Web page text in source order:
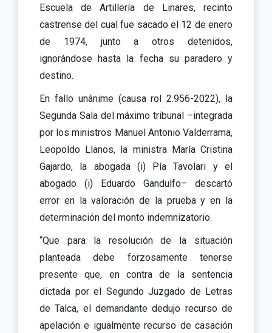
Escuela de Artillería de Linares, recinto
castrense del cual fue sacado el 12 de enero
de 1974, junto a otros detenidos,
ignorándose hasta la fecha su paradero y
destino.
En fallo unánime (causa rol 2.956-2022), la
Segunda Sala del máximo tribunal –integrada
por los ministros Manuel Antonio Valderrama,
Leopoldo Llanos, la ministra María Cristina
Gajardo, la abogada (i) Pía Tavolari y el
abogado (i) Eduardo Gandulfo– descartó
error en la valoración de la prueba y en la
determinación del monto indemnizatorio.
“Que para la resolución de la situación
planteada debe forzosamente tenerse
presente que, en contra de la sentencia
dictada por el Segundo Juzgado de Letras
de Talca, el demandante dedujo recurso de
apelación e igualmente recurso de casación